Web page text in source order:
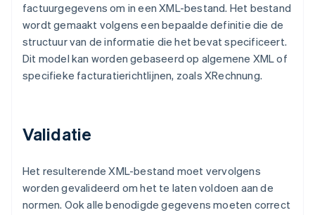
factuurgegevens om in een XML-bestand. Het bestand
wordt gemaakt volgens een bepaalde definitie die de
structuur van de informatie die het bevat specificeert.
Dit model kan worden gebaseerd op algemene XML of
specifieke facturatierichtlijnen, zoals XRechnung.
Validatie
Het resulterende XML-bestand moet vervolgens
worden gevalideerd om het te laten voldoen aan de
normen. Ook alle benodigde gegevens moeten correct